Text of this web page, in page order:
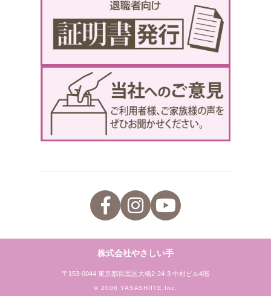
株式会社やさしい手
〒153-0044 東京都目黒区大橋2-24-3 中村ビル4階
© 2006 YASASHIITE,Inc.